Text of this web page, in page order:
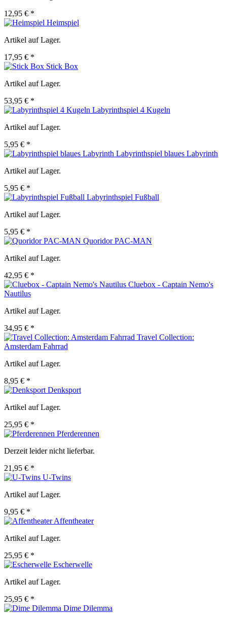
12,95 € *
Heimspiel
Artikel auf Lager.
17,95 € *
Stick Box
Artikel auf Lager.
53,95 € *
Labyrinthspiel 4 Kugeln
Artikel auf Lager.
5,95 € *
Labyrinthspiel blaues Labyrinth
Artikel auf Lager.
5,95 € *
Labyrinthspiel Fußball
Artikel auf Lager.
5,95 € *
Quoridor PAC-MAN
Artikel auf Lager.
42,95 € *
Cluebox - Captain Nemo's
Nautilus
Artikel auf Lager.
34,95 € *
Travel Collection:
Amsterdam Fahrrad
Artikel auf Lager.
8,95 € *
Denksport
Artikel auf Lager.
25,95 € *
Pferderennen
Derzeit leider nicht lieferbar.
21,95 € *
U-Twins
Artikel auf Lager.
9,95 € *
Affentheater
Artikel auf Lager.
25,95 € *
Escherwelle
Artikel auf Lager.
25,95 € *
Dime Dilemma